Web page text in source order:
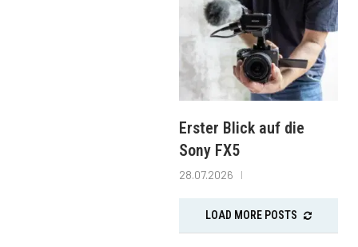
Erster Blick auf die
Sony FX5
28.07.2026
LOAD MORE POSTS